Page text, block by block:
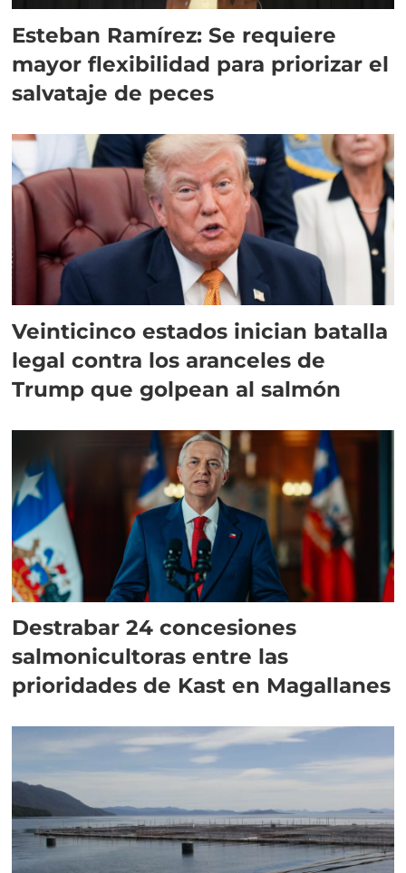
Esteban Ramírez: Se requiere
mayor flexibilidad para priorizar el
salvataje de peces
Veinticinco estados inician batalla
legal contra los aranceles de
Trump que golpean al salmón
Destrabar 24 concesiones
salmonicultoras entre las
prioridades de Kast en Magallanes